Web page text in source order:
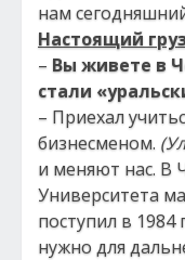
нам
Настоящий
– Вы живете в
стали
– Приехал
бизнесменом.
и меняют нас. В
Университета
поступил в
нужно для